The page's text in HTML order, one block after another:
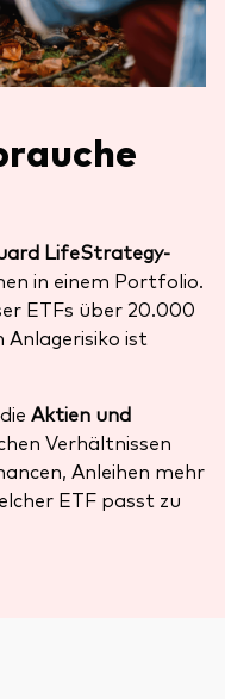
LifeStrategy-
in einem Portfolio.
ETFs über 20.000
Anlagerisiko ist
Aktien und
Verhältnissen
Anleihen mehr
ETF passt zu